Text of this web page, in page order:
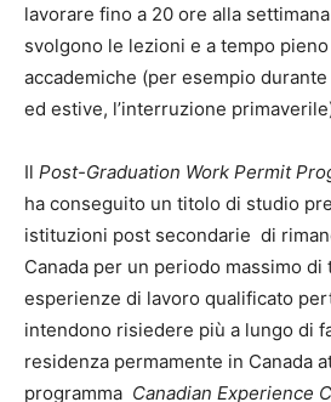
lavorare fino a 20 ore alla
svolgono le lezioni e a tempo
accademiche (per esempio
ed estive, l’interruzione
Il Post-Graduation Work Permit
ha conseguito un titolo di studio
istituzioni post secondarie di
Canada per un periodo massimo di
esperienze di lavoro qualificato
intendono risiedere più a lungo di
residenza permamente in Canada
programma Canadian Experience